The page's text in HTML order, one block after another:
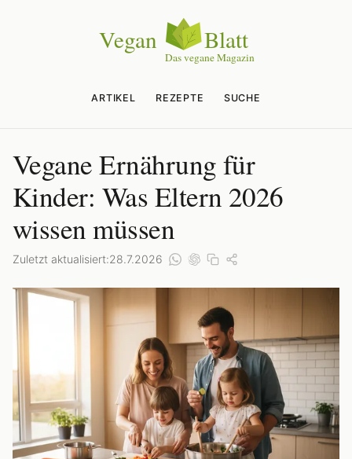
ARTIKEL REZEPTE SUCHE
Vegane Ernährung für
Kinder: Was Eltern 2026
wissen müssen
Zuletzt aktualisiert:28.7.2026